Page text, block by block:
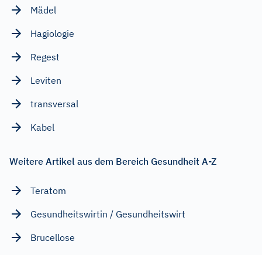
Mädel
Hagiologie
Regest
Leviten
transversal
Kabel
Weitere Artikel aus dem Bereich Gesundheit A-Z
Teratom
Gesundheitswirtin / Gesundheitswirt
Brucellose